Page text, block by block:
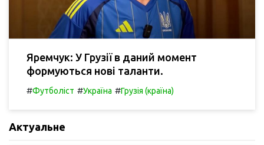
Яремчук: У Грузії в даний момент
формуються нові таланти.
#Футболіст #Україна #Грузія (країна)
Актуальне